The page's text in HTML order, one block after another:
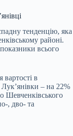
тенденцію, яка
районі.
всього
вартості в
Лук’янівки – на 22%
Шевченківського
, дво- та